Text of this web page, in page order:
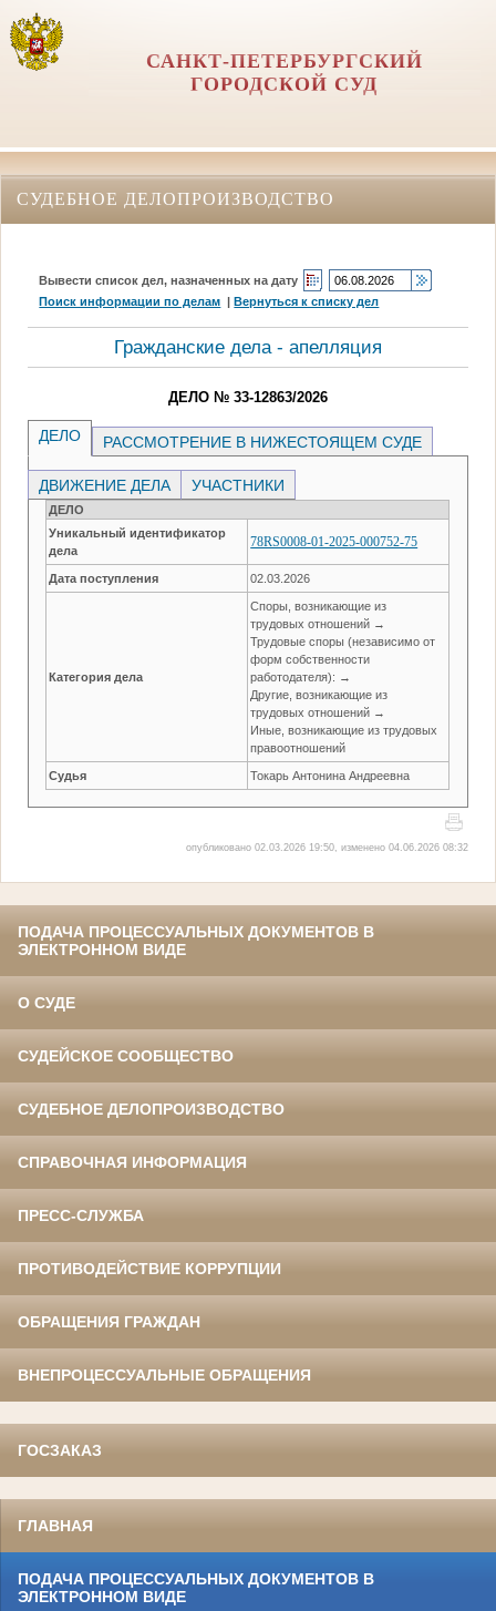
САНКТ-ПЕТЕРБУРГСКИЙ
ГОРОДСКОЙ СУД
СУДЕБНОЕ ДЕЛОПРОИЗВОДСТВО
Вывести список дел, назначенных на дату
Поиск информации по делам |Вернуться к списку дел
Гражданские дела - апелляция
ДЕЛО № 33-12863/2026
ДЕЛО РАССМОТРЕНИЕ В НИЖЕСТОЯЩЕМ СУДЕ
ДВИЖЕНИЕ ДЕЛА УЧАСТНИКИ
ДЕЛО
Уникальный идентификатор
дела
78RS0008-01-2025-000752-75
Дата поступления 02.03.2026
Категория дела
Споры, возникающие из
трудовых отношений →
Трудовые споры (независимо от
форм собственности
работодателя): →
Другие, возникающие из
трудовых отношений →
Иные, возникающие из трудовых
правоотношений
Судья Токарь Антонина Андреевна
опубликовано 02.03.2026 19:50, изменено 04.06.2026 08:32
ПОДАЧА ПРОЦЕССУАЛЬНЫХ ДОКУМЕНТОВ В
ЭЛЕКТРОННОМ ВИДЕ
О СУДЕ
СУДЕЙСКОЕ СООБЩЕСТВО
СУДЕБНОЕ ДЕЛОПРОИЗВОДСТВО
СПРАВОЧНАЯ ИНФОРМАЦИЯ
ПРЕСС-СЛУЖБА
ПРОТИВОДЕЙСТВИЕ КОРРУПЦИИ
ОБРАЩЕНИЯ ГРАЖДАН
ВНЕПРОЦЕССУАЛЬНЫЕ ОБРАЩЕНИЯ
ГОСЗАКАЗ
ГЛАВНАЯ
ПОДАЧА ПРОЦЕССУАЛЬНЫХ ДОКУМЕНТОВ В
ЭЛЕКТРОННОМ ВИДЕ